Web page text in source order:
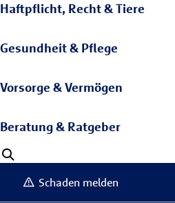
Haftpflicht, Recht & Tiere
Gesundheit & Pflege
Vorsorge & Vermögen
Beratung & Ratgeber
Schaden melden